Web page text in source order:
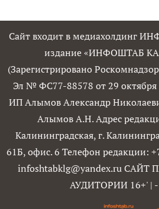
Сайт входит в медиахолдинг
издание «ИНФОШТАБ
(Зарегистрировано
Эл № ФС77-88578 от 29 октября
ИП Алымов Александр
Алымов А.Н. Адрес
Калининградская, г.
61Б, офис. 6 Телефон редакции:
infoshtabklg@yandex.ru
АУДИТОРИИ 16+' |